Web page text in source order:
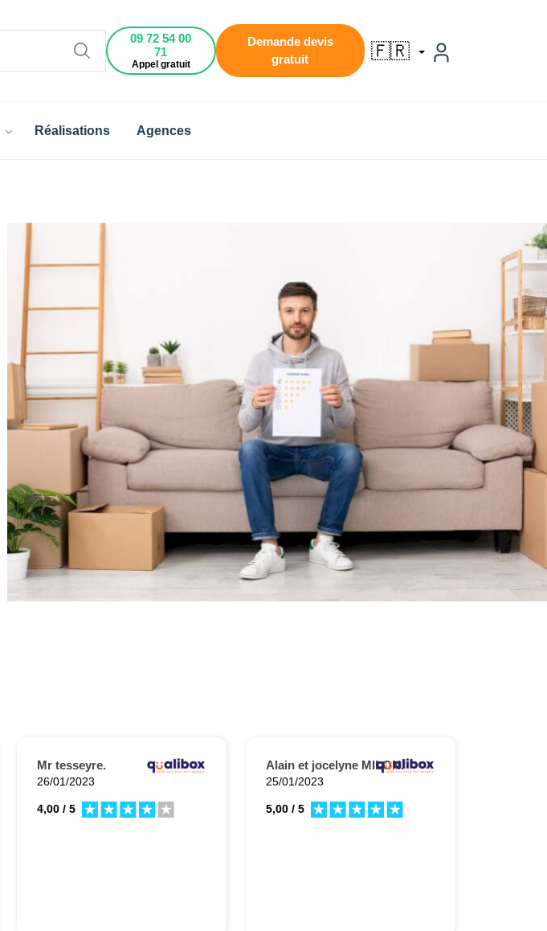
09 72 54 00
71
Appel gratuit
Demande devis
gratuit
🇫🇷
Réalisations Agences
Mr tesseyre.
26/01/2023
4,00 / 5
Alain et jocelyne MILON.
25/01/2023
5,00 / 5